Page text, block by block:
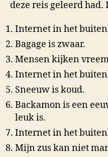
deze reis geleerd
Internet in het
Bagage is zwaar.
Mensen kijken
Internet in het
Sneeuw is koud.
Backamon is een
leuk is.
Internet in het
Mijn zus kan niet